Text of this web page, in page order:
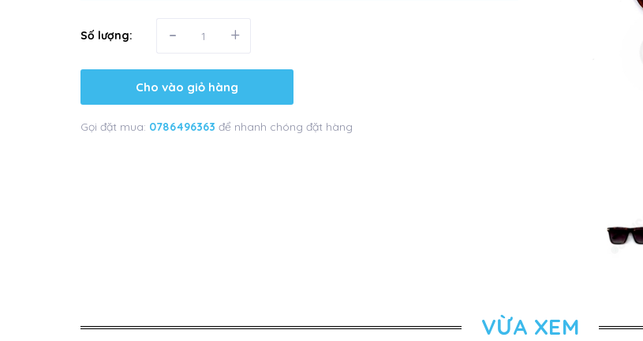
Số lượng: - +
Cho vào giỏ hàng
Gọi đặt mua: 0786496363 để nhanh chóng đặt hàng
VỪA XEM